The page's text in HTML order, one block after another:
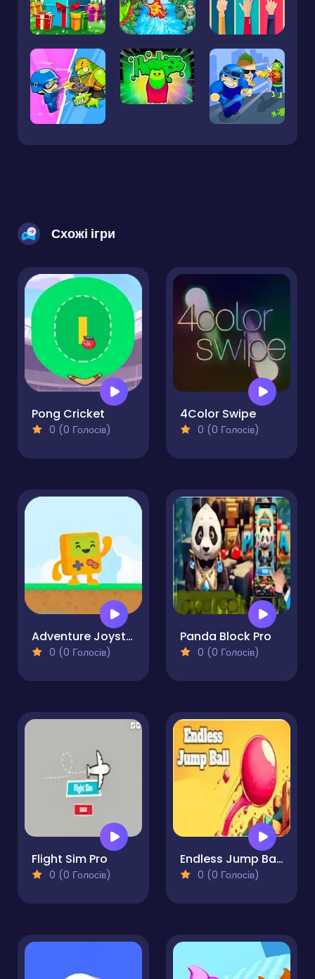
Схожі ігри
Pong Cricket
0 (0 Голосів)
4Color Swipe
0 (0 Голосів)
Adventure Joystick
0 (0 Голосів)
Panda Block Pro
0 (0 Голосів)
Flight Sim Pro
0 (0 Голосів)
Endless Jump Ball Pro
0 (0 Голосів)